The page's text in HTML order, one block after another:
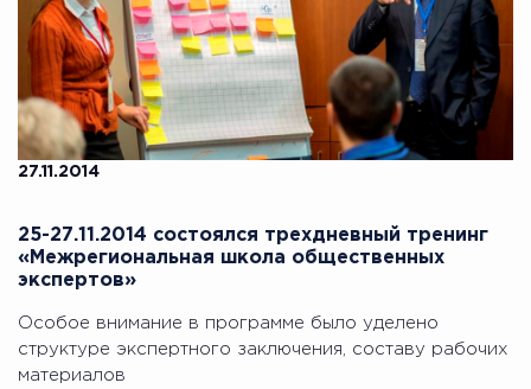
27.11.2014
25-27.11.2014 состоялся трехдневный тренинг
«Межрегиональная школа общественных
экспертов»
Особое внимание в программе было уделено
структуре экспертного заключения, составу рабочих
материалов